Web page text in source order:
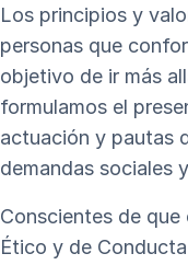
Los principios y
personas que
objetivo de ir más
formulamos el
actuación y pautas
demandas sociales
Conscientes de
Ético y de